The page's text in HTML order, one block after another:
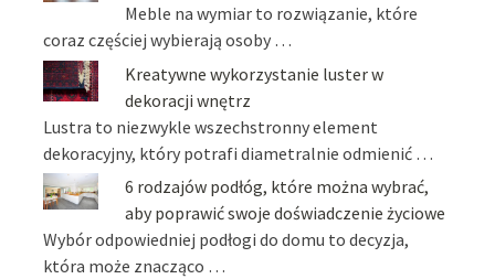
Meble na wymiar to rozwiązanie, które
coraz częściej wybierają osoby …
Kreatywne wykorzystanie luster w
dekoracji wnętrz
Lustra to niezwykle wszechstronny element
dekoracyjny, który potrafi diametralnie odmienić …
6 rodzajów podłóg, które można wybrać,
aby poprawić swoje doświadczenie życiowe
Wybór odpowiedniej podłogi do domu to decyzja,
która może znacząco …